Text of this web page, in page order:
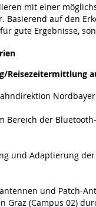
mit einer
Basierend auf den
gute Ergebnisse,
Reisezeitermittlung
Bereich der
und Adaptierung
und Patch-
Graz (Campus 02)